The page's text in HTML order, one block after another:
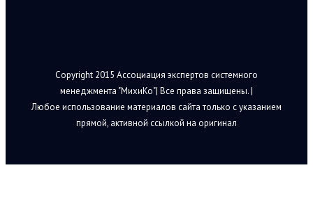
Copyright 2015 Ассоциация экспертов системного
менеджмента "МихиКо"| Все права защищены. |
Любое использование материалов сайта только с указанием
прямой, активной ссылкой на оригинал